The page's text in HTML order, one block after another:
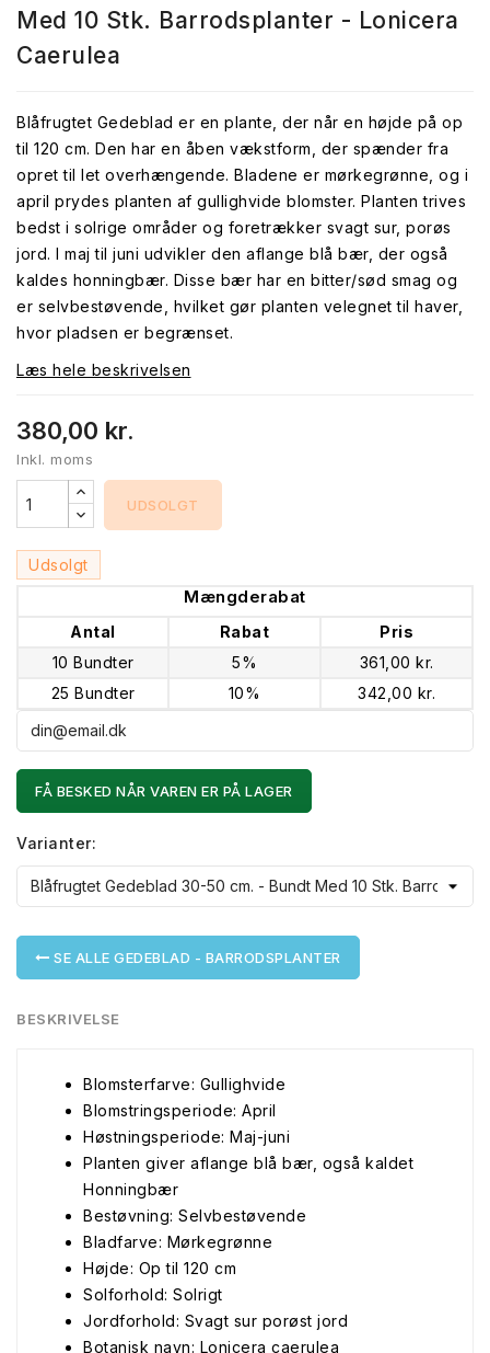
Med 10 Stk. Barrodsplanter - Lonicera
Caerulea
Blåfrugtet Gedeblad er en plante, der når en højde på op
til 120 cm. Den har en åben vækstform, der spænder fra
opret til let overhængende. Bladene er mørkegrønne, og i
april prydes planten af gullighvide blomster. Planten trives
bedst i solrige områder og foretrækker svagt sur, porøs
jord. I maj til juni udvikler den aflange blå bær, der også
kaldes honningbær. Disse bær har en bitter/sød smag og
er selvbestøvende, hvilket gør planten velegnet til haver,
hvor pladsen er begrænset.
Læs hele beskrivelsen
380,00 kr.
Inkl. moms
UDSOLGT
Udsolgt
Mængderabat
Antal Rabat
Pris
10 Bundter
5%
361,00 kr.
25 Bundter
10% 342,00 kr.
FÅ BESKED NÅR VAREN ER PÅ LAGER
Varianter:
SE ALLE GEDEBLAD - BARRODSPLANTER
BESKRIVELSE
Blomsterfarve: Gullighvide
Blomstringsperiode: April
Høstningsperiode: Maj-juni
Planten giver aflange blå bær, også kaldet
Honningbær
Bestøvning: Selvbestøvende
Bladfarve: Mørkegrønne
Højde: Op til 120 cm
Solforhold: Solrigt
Jordforhold: Svagt sur porøst jord
Botanisk navn: Lonicera caerulea